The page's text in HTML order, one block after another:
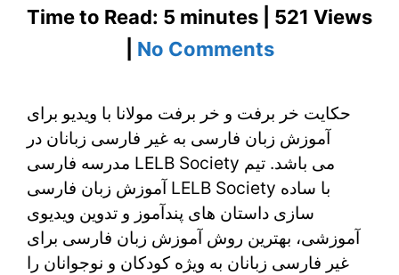
Time to Read: 5 minutes | 521 Views
No Commentson
زبان
فارسی
با
حکایت
خر
حکایت خر برفت و خر برفت مولانا با ویدیو برای
آموزش زبان فارسی به غیر فارسی زبانان در
مدرسه فارسی LELB Society می باشد. تیم
آموزش زبان فارسی LELB Society با ساده
سازی داستان های پندآموز و تدوین ویدیوی
آموزشی، بهترین روش آموزش زبان فارسی برای
غیر فارسی زبانان به ویژه کودکان و نوجوانان را